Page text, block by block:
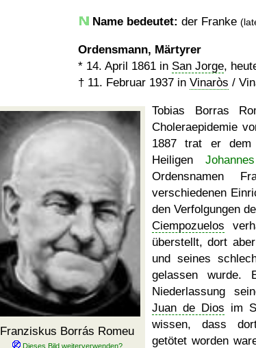
Name bedeutet: der Franke
Ordensmann, Märtyrer
* 14. April 1861 in San Jorge,
† 11. Februar 1937 in Vinaròs /
Franziskus Borrás Romeu
Tobias Borras
Choleraepidemie
1887 trat er
Heiligen
Ordensnamen
verschiedenen
den Verfolgungen
Ciempozuelos
überstellt, dort
und seines
gelassen wurde.
Niederlassung
Juan de Dios im
wissen, dass
getötet worden